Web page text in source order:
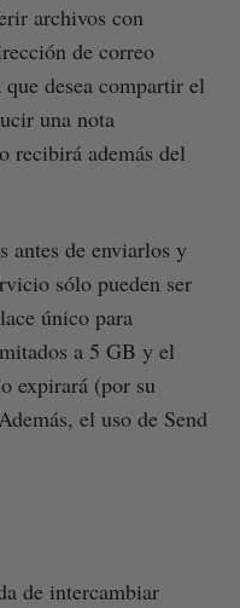
archivos con
de correo
desea compartir el
una nota
recibirá además del
antes de enviarlos y
sólo pueden ser
único para
a 5 GB y el
expirará (por su
el uso de Send
de intercambiar